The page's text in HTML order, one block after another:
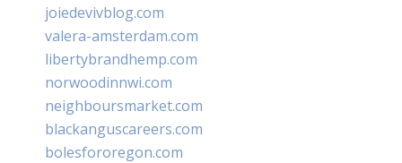
joiedevivblog.com
valera-amsterdam.com
libertybrandhemp.com
norwoodinnwi.com
neighboursmarket.com
blackanguscareers.com
bolesfororegon.com